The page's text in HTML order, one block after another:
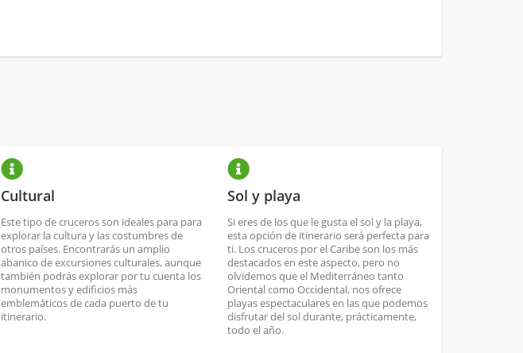
Cultural
Este tipo de cruceros son ideales para para
explorar la cultura y las costumbres de
otros países. Encontrarás un amplio
abanico de excursiones culturales, aunque
también podrás explorar por tu cuenta los
monumentos y edificios más
emblemáticos de cada puerto de tu
itinerario.
Sol y playa
Si eres de los que le gusta el sol y la playa,
esta opción de itinerario será perfecta para
ti. Los cruceros por el Caribe son los más
destacados en este aspecto, pero no
olvidemos que el Mediterráneo tanto
Oriental como Occidental, nos ofrece
playas espectaculares en las que podemos
disfrutar del sol durante, prácticamente,
todo el año.